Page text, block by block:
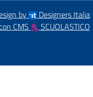
by
Designers Italia
CMS
SCUOLASTICO